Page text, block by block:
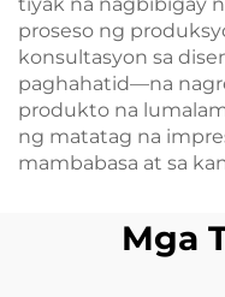
proseso ng
konsultasyon sa
paghahatid—na
produkto na
ng matatag na
mambabasa at sa
Mga